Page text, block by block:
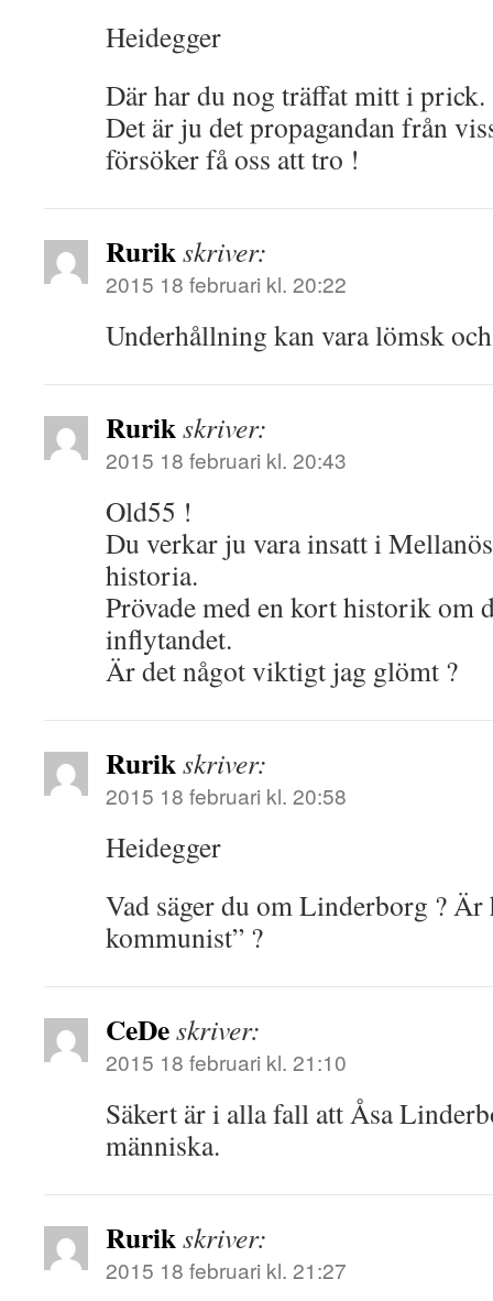
Heidegger
Där har du nog träffat mitt i prick.
Det är ju det propagandan från
försöker få oss att tro !
Rurikskriver:
2015 18 februari kl. 20:22
Underhållning kan vara lömsk
Rurikskriver:
2015 18 februari kl. 20:43
Old55 !
Du verkar ju vara insatt i
historia.
Prövade med en kort historik om
inflytandet.
Är det något viktigt jag glömt ?
Rurikskriver:
2015 18 februari kl. 20:58
Heidegger
Vad säger du om Linderborg ? Är
kommunist” ?
CeDeskriver:
2015 18 februari kl. 21:10
Säkert är i alla fall att Åsa
människa.
Rurikskriver:
2015 18 februari kl. 21:27